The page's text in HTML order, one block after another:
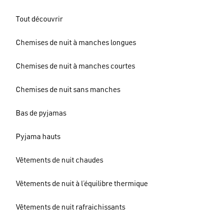
Tout découvrir
Chemises de nuit à manches longues
Chemises de nuit à manches courtes
Chemises de nuit sans manches
Bas de pyjamas
Pyjama hauts
Vêtements de nuit chaudes
Vêtements de nuit à l’équilibre thermique
Vêtements de nuit rafraichissants